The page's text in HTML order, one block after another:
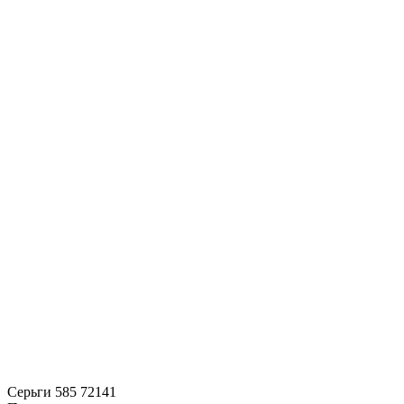
Серьги 585 72141